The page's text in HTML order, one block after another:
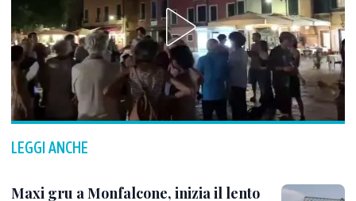
LEGGI ANCHE
Maxi gru a Monfalcone, inizia il lento